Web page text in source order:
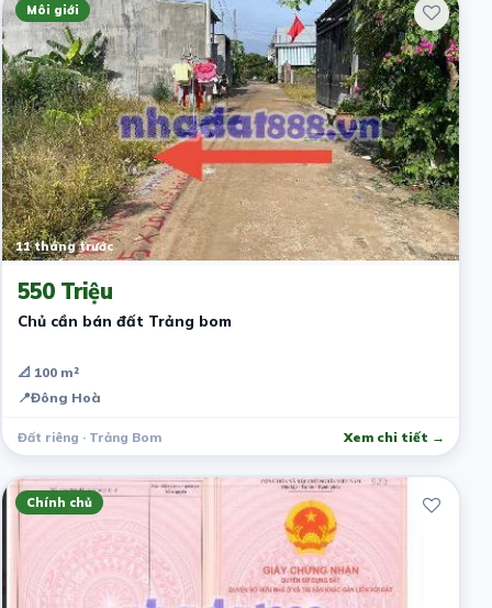
Môi giới
11 tháng trước
550 Triệu
Chủ cần bán đất Trảng bom
📐 100 m²
📍Đông Hoà
Đất riêng · Trảng Bom Xem chi tiết →
Chính chủ